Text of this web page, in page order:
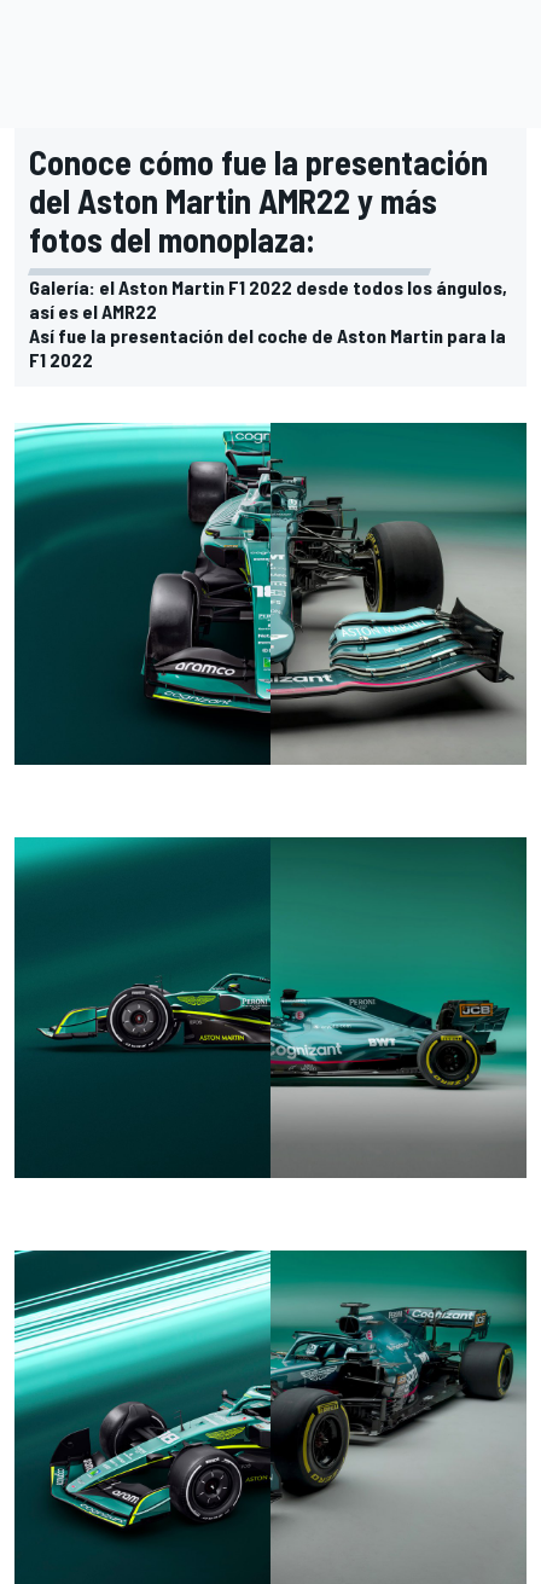
Conoce cómo fue la presentación
del Aston Martin AMR22 y más
fotos del monoplaza:
Galería: el Aston Martin F1 2022 desde todos los ángulos,
así es el AMR22
Así fue la presentación del coche de Aston Martin para la
F1 2022